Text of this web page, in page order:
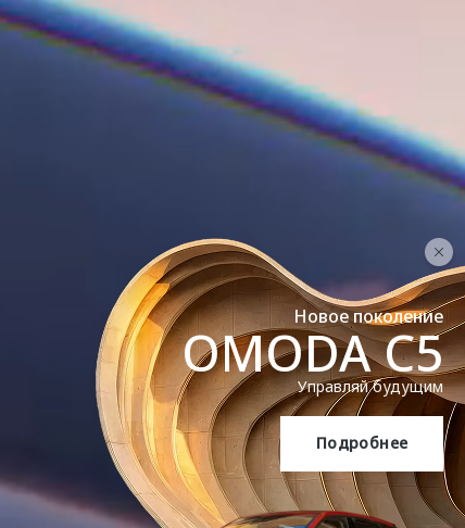
OMODA C5
Новое поколение
OMODA C5
Управляй будущим
Подробнее